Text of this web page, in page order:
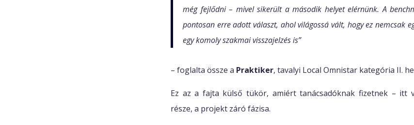
még fejlődni – mivel sikerült a második helyet elérnünk. A
pontosan erre adott választ, ahol világossá vált, hogy ez nemcsak
egy komoly szakmai visszajelzés is”
– foglalta össze a Praktiker, tavalyi Local Omnistar kategória II.
Ez az a fajta külső tükör, amiért tanácsadóknak fizetnek – itt
része, a projekt záró fázisa.